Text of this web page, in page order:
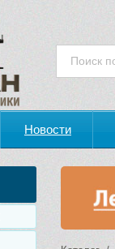
Новости